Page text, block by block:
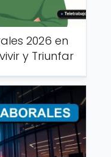
2026 en
y Triunfar